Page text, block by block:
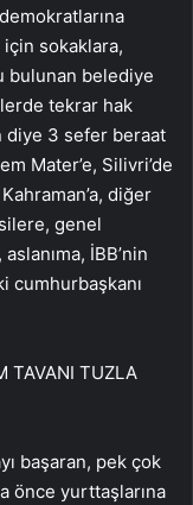
sokaklara,
bulunan belediye
tekrar hak
diye 3 sefer beraat
Mater’e, Silivri’de
diğer
genel
İBB’nin
cumhurbaşkanı
TAVANI TUZLA
başaran, pek çok
önce yurttaşlarına